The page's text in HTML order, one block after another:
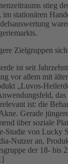
stieg
im stationären
Zielgruppen
ist seit
vor allem mit
„Luvos-
das
ist: die
Gerade
über soziale
Studie von Lucky
Nutzer an,
der 18- bis